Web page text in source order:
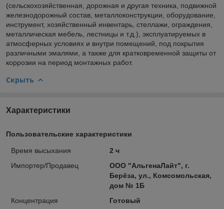
(сельскохозяйственная, дорожная и другая техника, подвижной
железнодорожный состав, металлоконструкции, оборудование,
инструмент, хозяйственный инвентарь, стеллажи, ограждения,
металлическая мебель, лестницы и т.д.), эксплуатируемых в
атмосферных условиях и внутри помещений, под покрытия
различными эмалями, а также для кратковременной защиты от
коррозии на период монтажных работ.
Скрыть
Характеристики
Пользовательские характеристики
Время высыхания
2 ч
Импортер/Продавец
ООО "АльгенаЛайт", г.
Берёза, ул., Комсомольская,
дом № 1Б
Концентрация
Готовый